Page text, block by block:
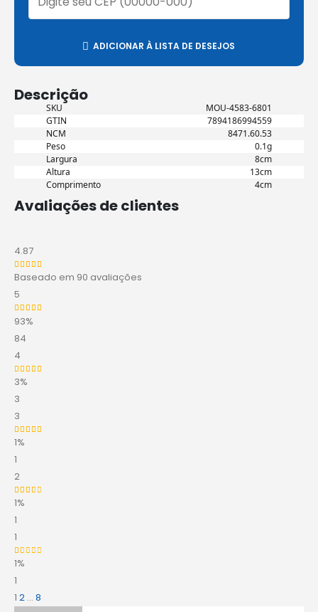
ADICIONAR À LISTA DE DESEJOS
Descrição
SKU
MOU-4583-6801
GTIN
7894186994559
NCM
8471.60.53
Peso
0.1g
Largura
8cm
Altura
13cm
Comprimento
4cm
Avaliações de clientes
4.87
Avaliação 4.8666666666667de 5
Baseado em 90 avaliações
5
Avaliação
93%
84
4
Avaliação
3%
3
3
Avaliação
1%
1
2
Avaliação
1%
1
1
Avaliação
1%
1
1 2 ... 8